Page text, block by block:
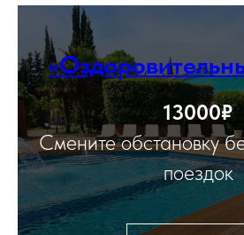
13000₽
Смените обстановку
поездок